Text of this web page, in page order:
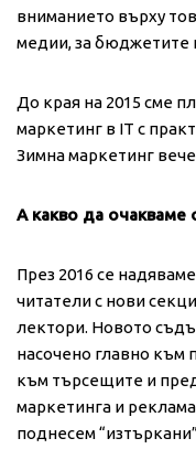
вниманието върху
медии, за бюджетите
До края на 2015 сме
маркетинг в IT с
Зимна маркетинг
А какво да очакваме
През 2016 се
читатели с нови
лектори. Новото
насочено главно към
към търсещите и
маркетинга и
поднесем